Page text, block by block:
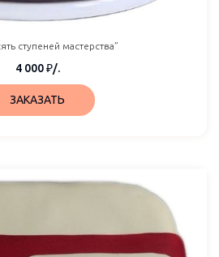
ступеней мастерства”
4 000₽/.
ЗАКАЗАТЬ